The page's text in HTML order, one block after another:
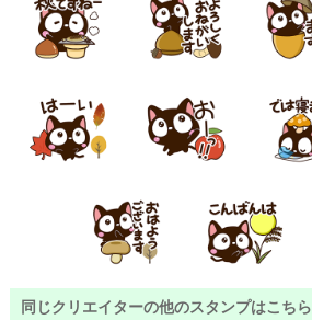
同じクリエイターの他のスタンプはこちら